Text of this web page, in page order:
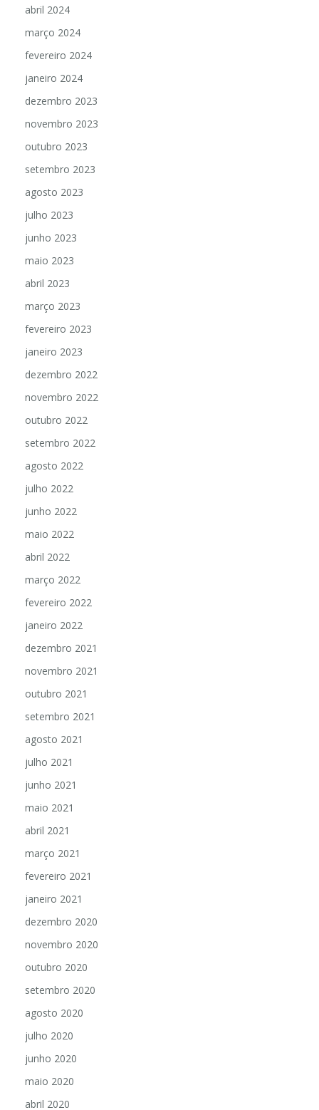
abril 2024
março 2024
fevereiro 2024
janeiro 2024
dezembro 2023
novembro 2023
outubro 2023
setembro 2023
agosto 2023
julho 2023
junho 2023
maio 2023
abril 2023
março 2023
fevereiro 2023
janeiro 2023
dezembro 2022
novembro 2022
outubro 2022
setembro 2022
agosto 2022
julho 2022
junho 2022
maio 2022
abril 2022
março 2022
fevereiro 2022
janeiro 2022
dezembro 2021
novembro 2021
outubro 2021
setembro 2021
agosto 2021
julho 2021
junho 2021
maio 2021
abril 2021
março 2021
fevereiro 2021
janeiro 2021
dezembro 2020
novembro 2020
outubro 2020
setembro 2020
agosto 2020
julho 2020
junho 2020
maio 2020
abril 2020